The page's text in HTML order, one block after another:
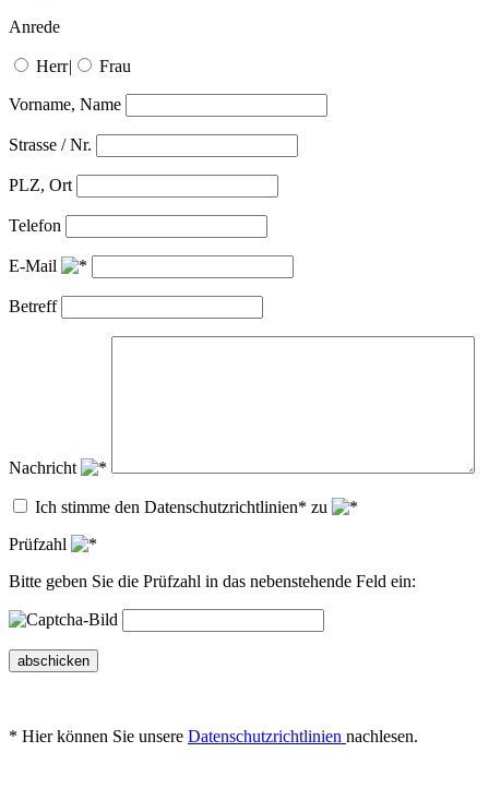
Anrede
Herr| Frau
Vorname, Name
Strasse / Nr.
PLZ, Ort
Telefon
E-Mail
Betreff
Nachricht
Ich stimme den Datenschutzrichtlinien* zu
Prüfzahl
Bitte geben Sie die Prüfzahl in das nebenstehende Feld ein:
abschicken
* Hier können Sie unsere Datenschutzrichtlinien nachlesen.